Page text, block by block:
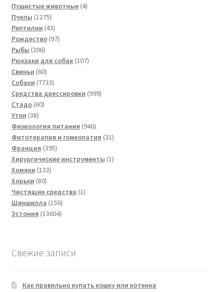
товара
Пушистые животные 44
Пчелы 12751275
товаров
Рептилии 4343
товара
Рождество 9797
Рыбы 206206
товаров
Рюкзаки для собак 107107
Свиньи 6060
товаров
Собаки 77337733
товара
Средства дрессировки 999999
Стадо 6060
Утки 3838
товаров
Физиология питания 946946
товаров
Фитотерапия и гомеопатия 3131
Франция 395395
товаров
Хирургические инструменты 11
Хомяки 132132
Хорьки 8080
товаров
Чистящие средства 11
Шиншилла 156156
товаров
Эстония 1360413604
Свежие записи
Как правильно купать кошку или котенка